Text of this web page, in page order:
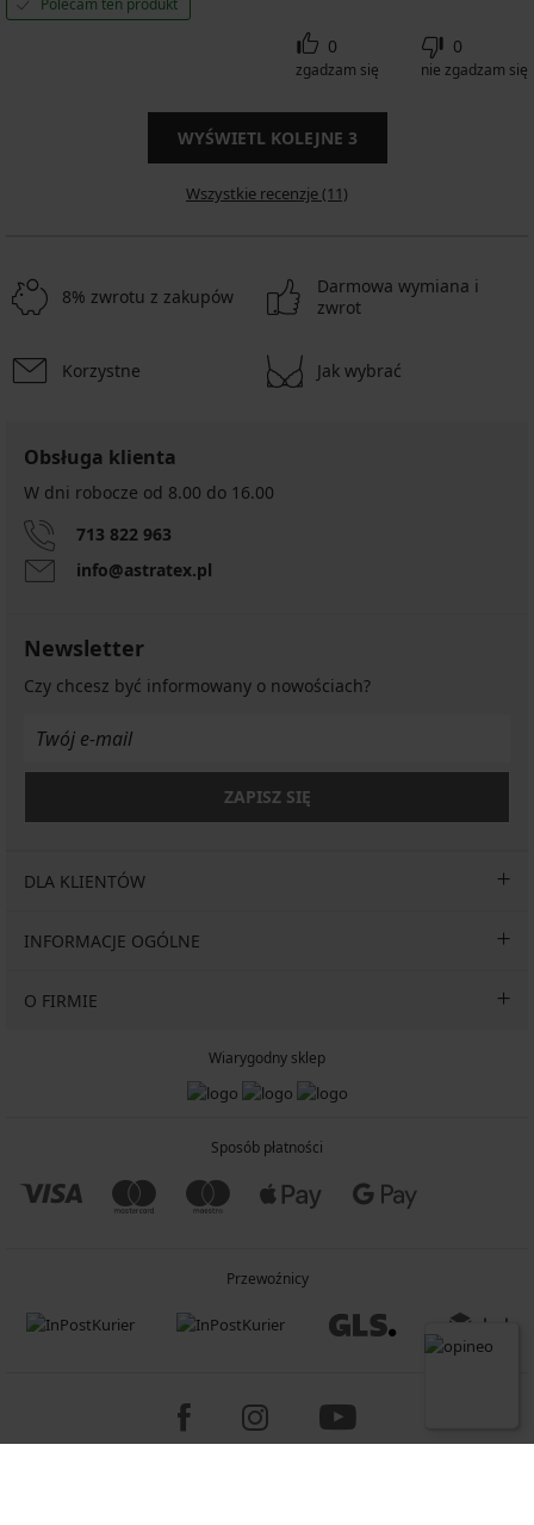
Polecam ten produkt
0
zgadzam się
0
nie zgadzam się
WYŚWIETL KOLEJNE 3
Wszystkie recenzje (11)
8% zwrotu z zakupów
Darmowa wymiana i
zwrot
Korzystne Jak wybrać
Obsługa klienta
W dni robocze od 8.00 do 16.00
713 822 963
info@astratex.pl
Newsletter
Czy chcesz być informowany o nowościach?
ZAPISZ SIĘ
DLA KLIENTÓW
INFORMACJE OGÓLNE
O FIRMIE
Wiarygodny sklep
Sposób płatności
Przewoźnicy